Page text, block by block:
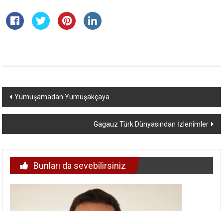
Yazı
dolaşımı
Yumuşamadan Yumuşakçaya…
Gagauz Türk Dünyasından İzlenimler
Bunları da sevebilirsiniz